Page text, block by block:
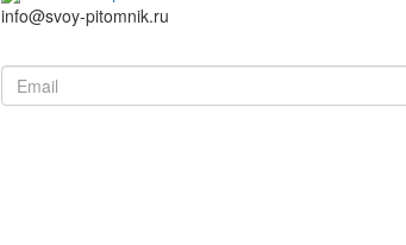
info@svoy-pitomnik.ru